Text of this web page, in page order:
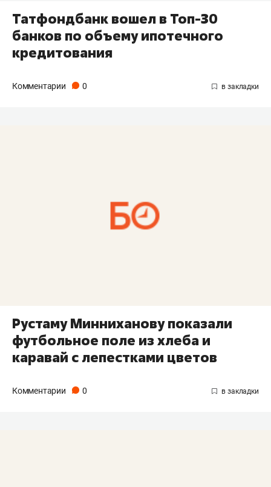
Татфондбанк вошел в Топ-30
банков по объему ипотечного
кредитования
Комментарии 0
Рустаму Минниханову показали
футбольное поле из хлеба и
каравай с лепестками цветов
Комментарии 0